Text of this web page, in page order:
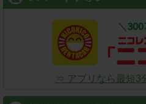
⇒ アプリなら最短3